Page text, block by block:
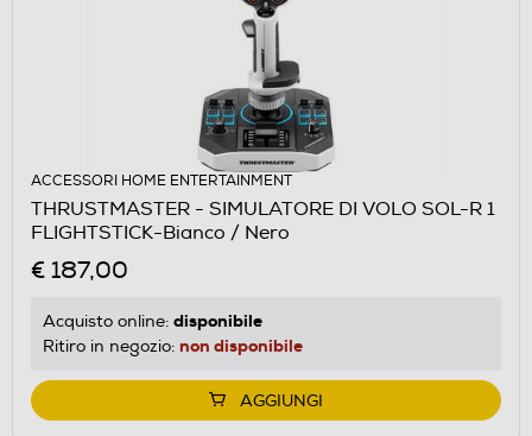
ACCESSORI HOME ENTERTAINMENT
THRUSTMASTER - SIMULATORE DI VOLO SOL-R 1
FLIGHTSTICK-Bianco / Nero
€ 187,00
Acquisto online: disponibile
Ritiro in negozio: non disponibile
AGGIUNGI